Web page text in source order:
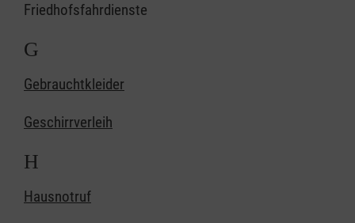
Friedhofsfahrdienste
G
Gebrauchtkleider
Geschirrverleih
H
Hausnotruf